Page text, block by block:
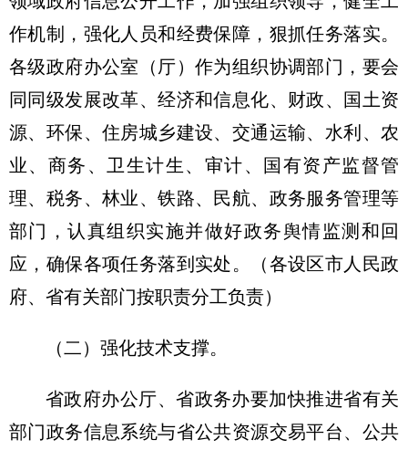
作机制，强化人员和经费保障，狠抓任务落实。
各级政府办公室（厅）作为组织协调部门，要会
同同级发展改革、经济和信息化、财政、国土资
源、环保、住房城乡建设、交通运输、水利、农
业、商务、卫生计生、审计、国有资产监督管
理、税务、林业、铁路、民航、政务服务管理等
部门，认真组织实施并做好政务舆情监测和回
应，确保各项任务落到实处。（各设区市人民政
府、省有关部门按职责分工负责）
（二）强化技术支撑。
省政府办公厅、省政务办要加快推进省有关
部门政务信息系统与省公共资源交易平台、公共